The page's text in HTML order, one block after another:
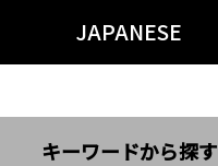
JAPANESE
キーワードから探す